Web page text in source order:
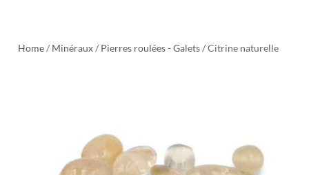
Home/ Minéraux/ Pierres roulées - Galets/ Citrine naturelle